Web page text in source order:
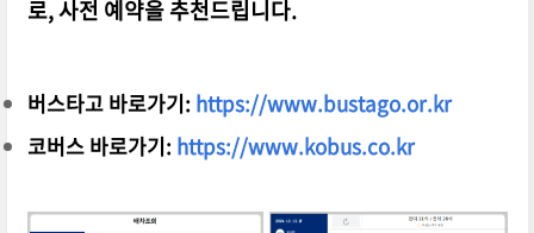
로, 사전 예약을 추천드립니다.
버스타고 바로가기: https://www.bustago.or.kr
코버스 바로가기: https://www.kobus.co.kr